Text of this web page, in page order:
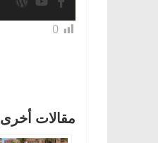
0
مقالات أخرى